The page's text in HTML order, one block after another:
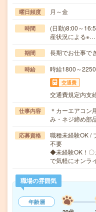
曜日頻度 月～金
時間
(日勤)8:00～
産状況による※…
期間 長期でお仕事で
時給 時給1800～
交通費
交通費規定内支
仕事内容
＊カーエアコン
み・ネジ締め部
応募資格
職種未経験OK /
不要
◆未経験OK！〇
で気軽にオンラ
職場の雰囲気
年齢層